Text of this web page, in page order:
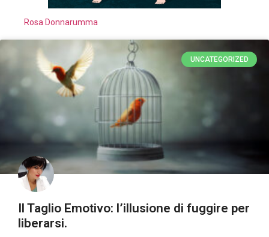
Rosa Donnarumma
UNCATEGORIZED
Il Taglio Emotivo: l’illusione di fuggire per
liberarsi.